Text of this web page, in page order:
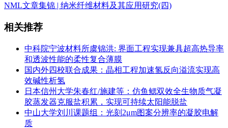
NML文章集锦 | 纳米纤维材料及其应用研究(四)
相关推荐
中科院宁波材料所虞锦洪: 界面工程实现兼具超高热导率
和透波性能的柔性复合薄膜
国内外四校联合成果：晶相工程加速氢反向溢流实现高
效碱性析氢
日本信州大学朱春红/施建等：仿鱼鳃双效全生物质气凝
胶蒸发器克服盐积累，实现可持续太阳能脱盐
中山大学刘川课题组：光刻2μm图案分辨率的凝胶电解
质